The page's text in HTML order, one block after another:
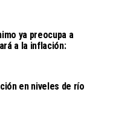
ya preocupa a
a la inflación:
en niveles de río